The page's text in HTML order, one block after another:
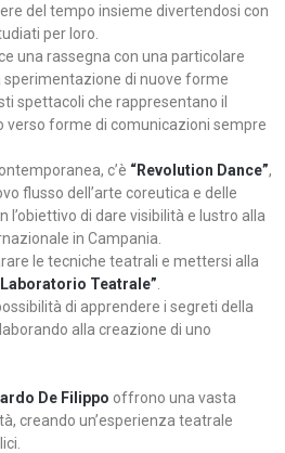
del tempo insieme divertendosi con
per loro.
una rassegna con una particolare
sperimentazione di nuove forme
spettacoli che rappresentano il
verso forme di comunicazioni sempre
c’è “Revolution Dance”,
flusso dell’arte coreutica e delle
di dare visibilità e lustro alla
in Campania.
le tecniche teatrali e mettersi alla
Teatrale”
di apprendere i segreti della
alla creazione di uno
De Filippo offrono una vasta
creando un’esperienza teatrale